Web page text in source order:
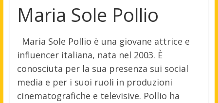
Maria Sole Pollio
Maria Sole Pollio è una giovane attrice e
influencer italiana, nata nel 2003. È
conosciuta per la sua presenza sui social
media e per i suoi ruoli in produzioni
cinematografiche e televisive. Pollio ha